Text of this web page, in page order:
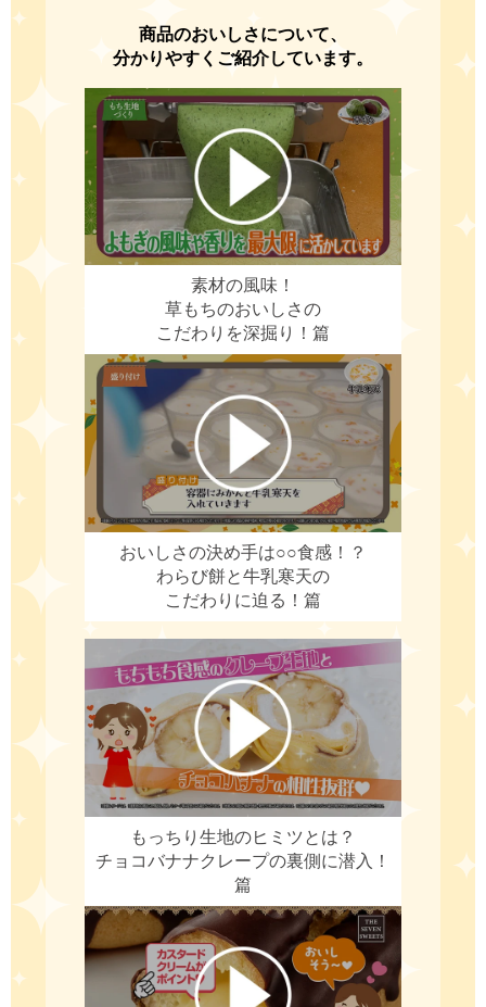
商品のおいしさについて、
分かりやすくご紹介しています。
素材の風味！
草もちのおいしさの
こだわりを深掘り！篇
おいしさの決め手は○○食感！？
わらび餅と牛乳寒天の
こだわりに迫る！篇
もっちり生地のヒミツとは？
チョコバナナクレープの裏側に潜入！
篇